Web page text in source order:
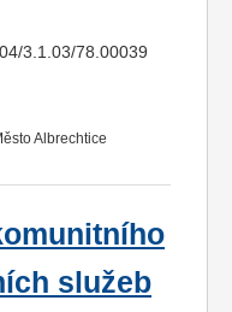
3.1.03/78.00039
Albrechtice
služeb